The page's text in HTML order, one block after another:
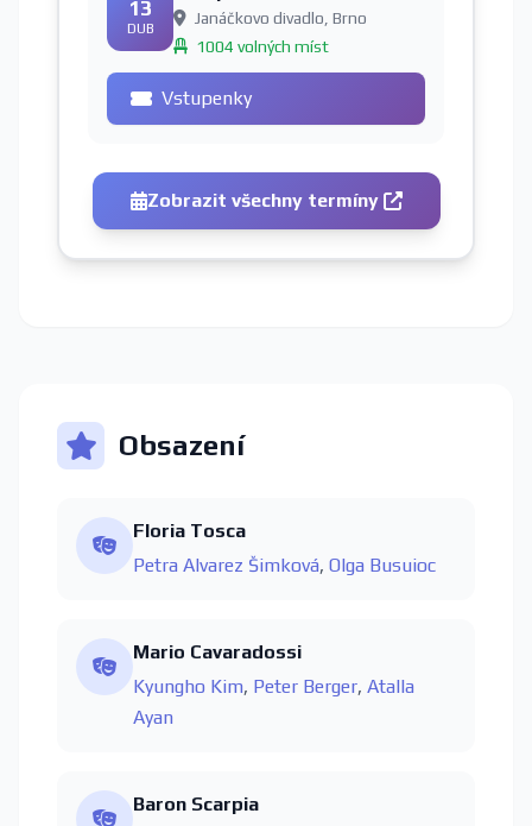
13
DUB
Janáčkovo divadlo, Brno
1004 volných míst
Vstupenky
Zobrazit všechny termíny
Obsazení
Floria Tosca
Petra Alvarez Šimková, Olga Busuioc
Mario Cavaradossi
Kyungho Kim, Peter Berger, Atalla
Ayan
Baron Scarpia